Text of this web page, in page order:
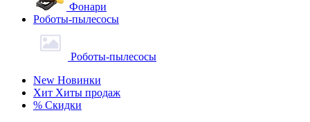
Фонари
Роботы-пылесосы
Роботы-пылесосы
New Новинки
Хит Хиты продаж
% Скидки